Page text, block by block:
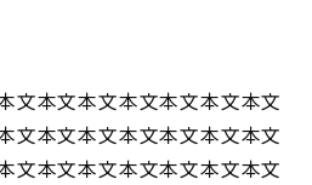
文本文本文本文本文本文本文
文本文本文本文本文本文本文
文本文本文本文本文本文本文